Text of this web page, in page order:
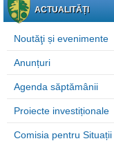
ACTUALITĂȚI
Noutăţi și evenimente
Anunțuri
Agenda săptămânii
Proiecte investiționale
Comisia pentru Situații